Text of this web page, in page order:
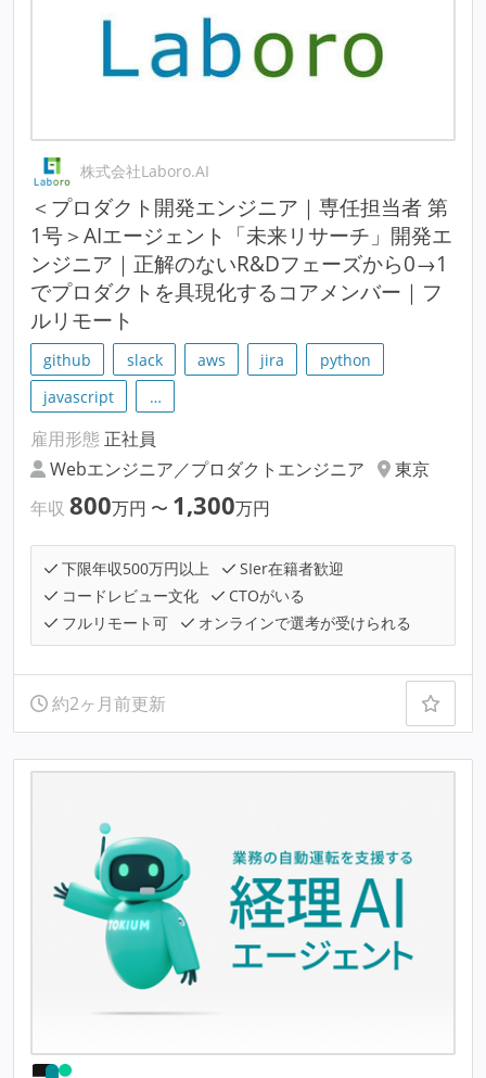
株式会社Laboro.AI
＜プロダクト開発エンジニア｜専任担当者 第
1号＞AIエージェント「未来リサーチ」開発エ
ンジニア｜正解のないR&Dフェーズから0→1
でプロダクトを具現化するコアメンバー｜フ
ルリモート
github slack aws jira
python
javascript
…
雇用形態 正社員
Webエンジニア／プロダクトエンジニア
東京
年収 800万円 〜 1,300万円
下限年収500万円以上
SIer在籍者歓迎
コードレビュー文化
CTOがいる
フルリモート可
オンラインで選考が受けられる
約2ヶ月前更新